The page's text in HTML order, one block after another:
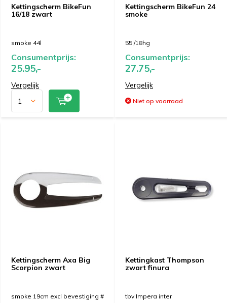
Kettingscherm BikeFun
16/18 zwart
smoke 44l
Consumentprijs:
25.95,-
Vergelijk
Kettingscherm BikeFun 24
smoke
55l/18hg
Consumentprijs:
27.75,-
Vergelijk
Niet op voorraad
Kettingscherm Axa Big
Scorpion zwart
smoke 19cm excl bevestiging #
Kettingkast Thompson
zwart finura
tbv Impera inter